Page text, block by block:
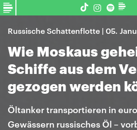
Russische Schattenflotte | 05.
Wie Moskaus
Schiffe aus dem
gezogen werden
Öltanker transportieren in
Gewässern russisches Öl –